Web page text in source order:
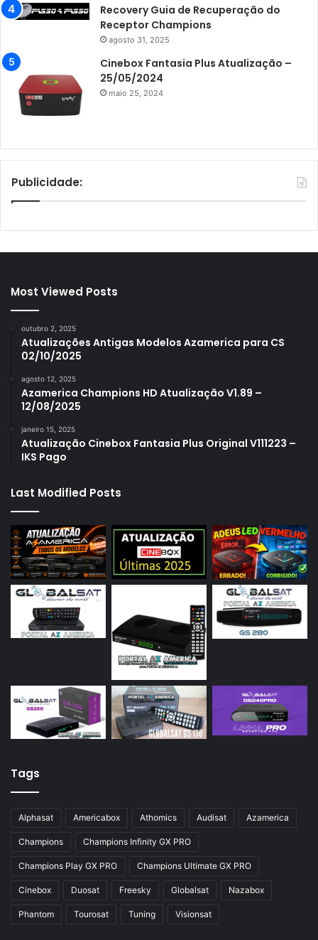
Recovery Guia de Recuperação do
Receptor Champions
agosto 31, 2025
Cinebox Fantasia Plus Atualização –
25/05/2024
maio 25, 2024
Publicidade:
Most Viewed Posts
outubro 2, 2025
Atualizações Antigas Modelos Azamerica para CS
02/10/2025
agosto 12, 2025
Azamerica Champions HD Atualização V1.89 –
12/08/2025
janeiro 15, 2025
Atualização Cinebox Fantasia Plus Original V111223 –
IKS Pago
Last Modified Posts
Tags
Alphasat Americabox Athomics Audisat Azamerica
Champions Champions Infinity GX PRO
Champions Play GX PRO Champions Ultimate GX PRO
Cinebox Duosat Freesky Globalsat Nazabox
Phantom Tourosat Tuning Visionsat